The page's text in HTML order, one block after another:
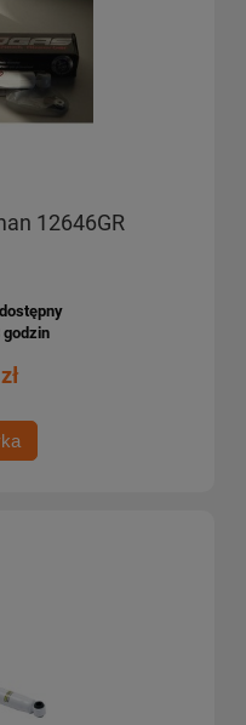
12646GR
dostępny
godzin